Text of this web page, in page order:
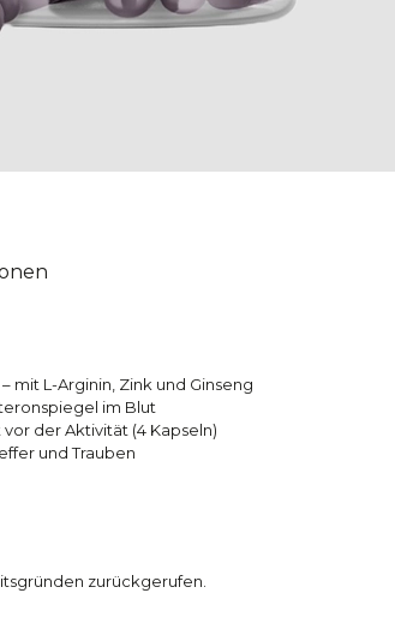
mit L-Arginin, Zink und Ginseng
im Blut
der Aktivität (4 Kapseln)
und Trauben
zurückgerufen.